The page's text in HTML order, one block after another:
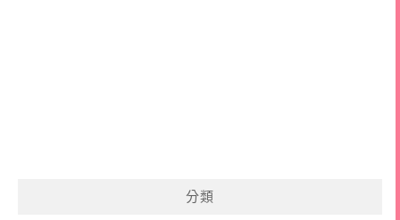
分類